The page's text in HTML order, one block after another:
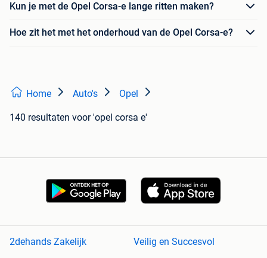
Kun je met de Opel Corsa-e lange ritten maken?
Hoe zit het met het onderhoud van de Opel Corsa-e?
Home Auto's Opel
140 resultaten voor 'opel corsa e'
2dehands Zakelijk
Veilig en Succesvol